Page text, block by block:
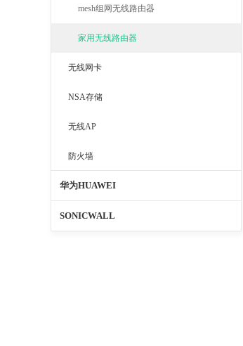
mesh组网无线路由器
家用无线路由器
无线网卡
NSA存储
无线AP
防火墙
华为HUAWEI
SONICWALL